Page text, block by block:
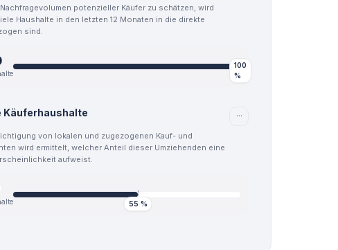
potenzieller Käufer zu schätzen, wird
Haushalte in den letzten 12 Monaten in die direkte
sind.
100
%
Käuferhaushalte ···
von lokalen und zugezogenen Kauf- und
wird ermittelt, welcher Anteil dieser Umziehenden eine
aufweist.
55 %